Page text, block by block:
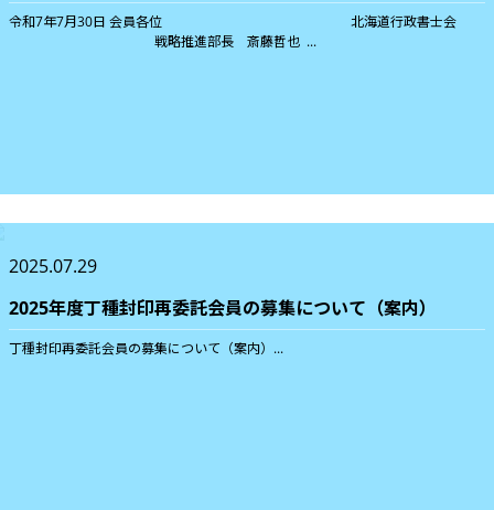
令和7年7月30日 会員各位 北海道行政書士会
戦略推進部長 斎藤哲也 ...
2025.07.29
2025年度丁種封印再委託会員の募集について（案内）
丁種封印再委託会員の募集について（案内）...